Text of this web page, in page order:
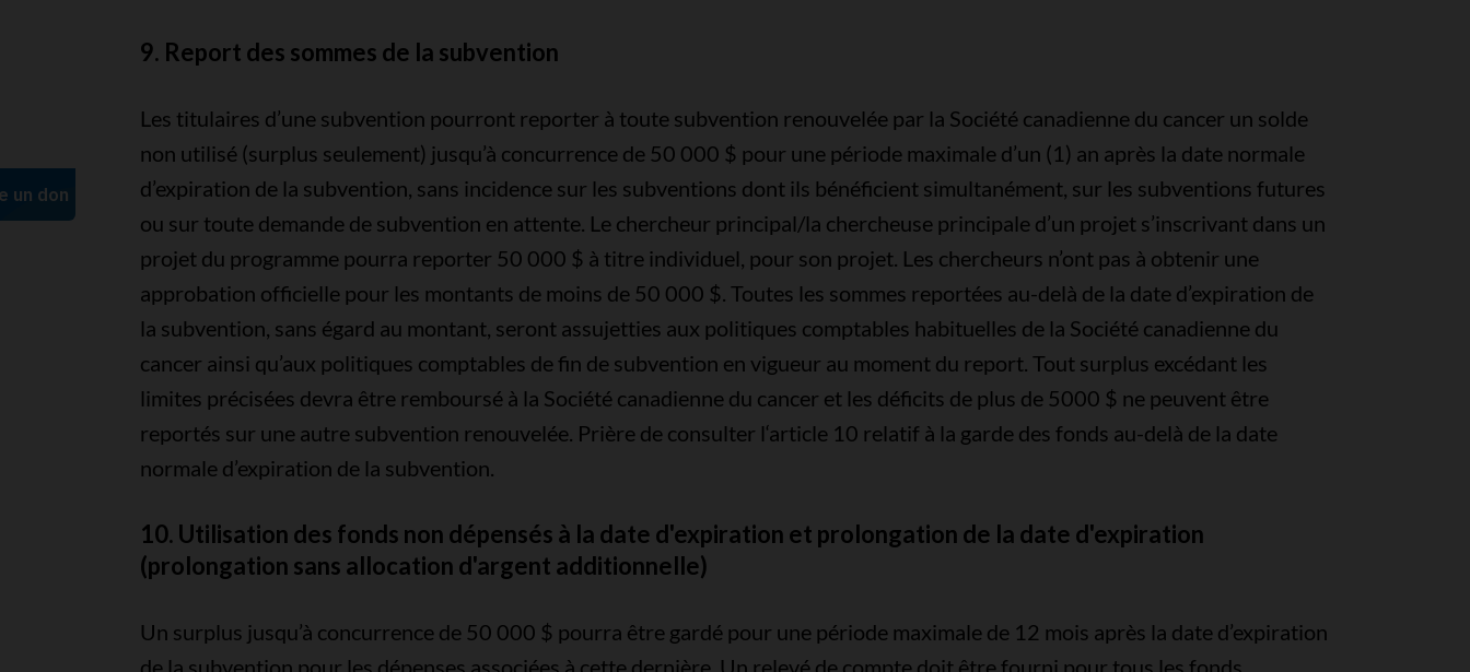
9. Report des sommes de la subvention
Les titulaires d’une subvention pourront reporter à toute subvention renouvelée par la Société canadienne du cancer un solde
non utilisé (surplus seulement) jusqu’à concurrence de 50 000 $ pour une période maximale d’un (1) an après la date normale
d’expiration de la subvention, sans incidence sur les subventions dont ils bénéficient simultanément, sur les subventions futures
ou sur toute demande de subvention en attente. Le chercheur principal/la chercheuse principale d’un projet s’inscrivant dans un
projet du programme pourra reporter 50 000 $ à titre individuel, pour son projet. Les chercheurs n’ont pas à obtenir une
approbation officielle pour les montants de moins de 50 000 $. Toutes les sommes reportées au-delà de la date d’expiration de
la subvention, sans égard au montant, seront assujetties aux politiques comptables habituelles de la Société canadienne du
cancer ainsi qu’aux politiques comptables de fin de subvention en vigueur au moment du report. Tout surplus excédant les
limites précisées devra être remboursé à la Société canadienne du cancer et les déficits de plus de 5000 $ ne peuvent être
reportés sur une autre subvention renouvelée. Prière de consulter l‘article 10 relatif à la garde des fonds au-delà de la date
normale d’expiration de la subvention.
10. Utilisation des fonds non dépensés à la date d'expiration et prolongation de la date d'expiration
(prolongation sans allocation d'argent additionnelle)
Un surplus jusqu’à concurrence de 50 000 $ pourra être gardé pour une période maximale de 12 mois après la date d’expiration
de la subvention pour les dépenses associées à cette dernière. Un relevé de compte doit être fourni pour tous les fonds